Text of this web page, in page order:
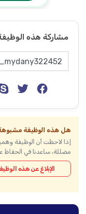
مشاركة هذه
هل هذه الوظيفة
إذا لاحظت أن الوظيفة
مضللة، ساعدنا في الحفاظ
الإبلاغ عن هذه